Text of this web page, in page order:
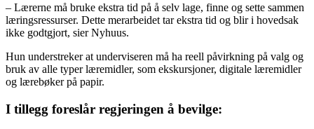
– Lærerne må bruke ekstra tid på å selv lage, finne og sette sammen
læringsressurser. Dette merarbeidet tar ekstra tid og blir i hovedsak
ikke godtgjort, sier Nyhuus.
Hun understreker at underviseren må ha reell påvirkning på valg og
bruk av alle typer læremidler, som ekskursjoner, digitale læremidler
og lærebøker på papir.
I tillegg foreslår regjeringen å bevilge: